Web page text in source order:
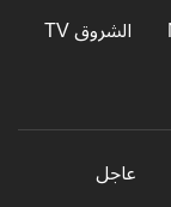
الشروق TV
عاجل